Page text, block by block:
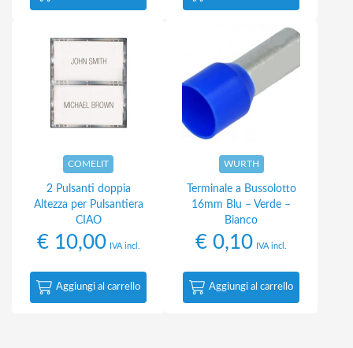
COMELIT
2 Pulsanti doppia
Altezza per Pulsantiera
CIAO
€10,00 IVA incl.
Aggiungi al carrello
WURTH
Terminale a Bussolotto
16mm Blu – Verde –
Bianco
€ 0,10 IVA incl.
Aggiungi al carrello